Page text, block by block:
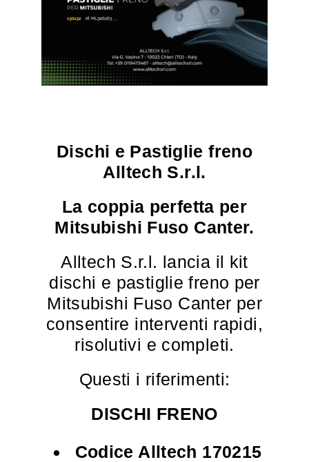
Dischi e Pastiglie freno
Alltech S.r.l.
La coppia perfetta per
Mitsubishi Fuso Canter.
Alltech S.r.l. lancia il kit
dischi e pastiglie freno per
Mitsubishi Fuso Canter per
consentire interventi rapidi,
risolutivi e completi.
Questi i riferimenti:
DISCHI FRENO
Codice Alltech 170215